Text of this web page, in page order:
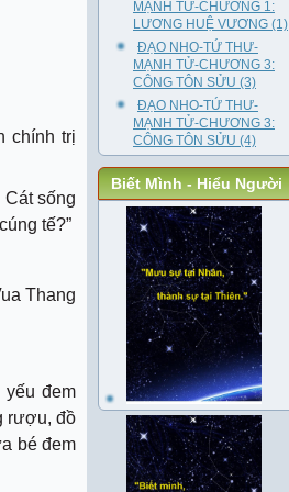
chính trị
sống
tế?”
Thang
yếu đem
rượu, đồ
bé đem
MẠNH TỬ-CHƯƠNG 1:
LƯƠNG HUỆ VƯƠNG (1)
ĐẠO NHO-TỨ THƯ-
MẠNH TỬ-CHƯƠNG 3:
CÔNG TÔN SỬU (3)
ĐẠO NHO-TỨ THƯ-
MẠNH TỬ-CHƯƠNG 3:
CÔNG TÔN SỬU (4)
Biết Mình - Hiểu Người